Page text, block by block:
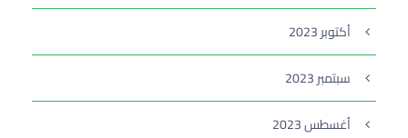
أكتوبر 2023
سبتمبر 2023
أغسطس 2023